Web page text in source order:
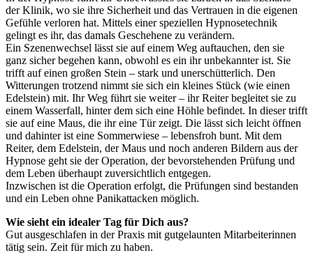
der Klinik, wo sie ihre Sicherheit und das Vertrauen in die eigenen
Gefühle verloren hat. Mittels einer speziellen Hypnosetechnik
gelingt es ihr, das damals Geschehene zu verändern.
Ein Szenenwechsel lässt sie auf einem Weg auftauchen, den sie
ganz sicher begehen kann, obwohl es ein ihr unbekannter ist. Sie
trifft auf einen großen Stein – stark und unerschütterlich. Den
Witterungen trotzend nimmt sie sich ein kleines Stück (wie einen
Edelstein) mit. Ihr Weg führt sie weiter – ihr Reiter begleitet sie zu
einem Wasserfall, hinter dem sich eine Höhle befindet. In dieser trifft
sie auf eine Maus, die ihr eine Tür zeigt. Die lässt sich leicht öffnen
und dahinter ist eine Sommerwiese – lebensfroh bunt. Mit dem
Reiter, dem Edelstein, der Maus und noch anderen Bildern aus der
Hypnose geht sie der Operation, der bevorstehenden Prüfung und
dem Leben überhaupt zuversichtlich entgegen.
Inzwischen ist die Operation erfolgt, die Prüfungen sind bestanden
und ein Leben ohne Panikattacken möglich.
Wie sieht ein idealer Tag für Dich aus?
Gut ausgeschlafen in der Praxis mit gutgelaunten Mitarbeiterinnen
tätig sein. Zeit für mich zu haben.